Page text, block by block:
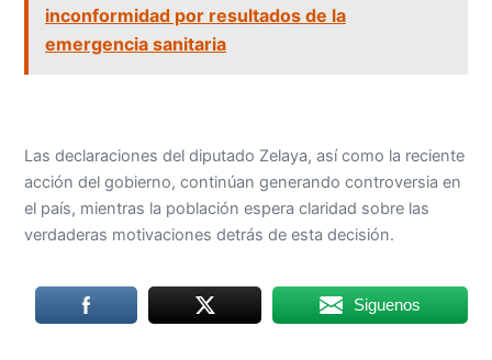
inconformidad por resultados de la
emergencia sanitaria
Las declaraciones del diputado Zelaya, así como la reciente
acción del gobierno, continúan generando controversia en
el país, mientras la población espera claridad sobre las
verdaderas motivaciones detrás de esta decisión.
Siguenos